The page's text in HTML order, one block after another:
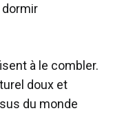
à le combler.
doux et
du monde